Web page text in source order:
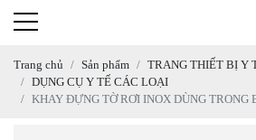
Trang chủ Sản phẩm
TRANG THIẾT BỊ Y
DỤNG CỤ Y TẾ CÁC LOẠI
KHAY ĐỰNG TỜ RƠI INOX DÙNG TRONG